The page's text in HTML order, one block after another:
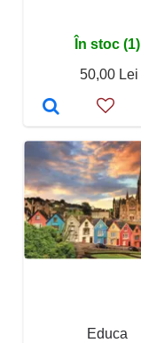
În stoc (1)
50,00 Lei
Educa